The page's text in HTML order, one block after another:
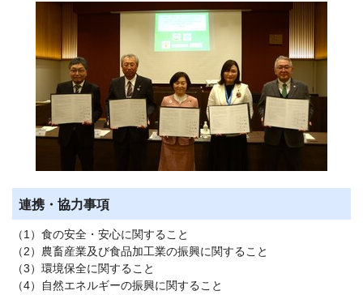
連携・協力事項
（1）食の安全・安心に関すること
（2）農畜産業及び食品加工業の振興に関すること
（3）環境保全に関すること
（4）自然エネルギーの振興に関すること